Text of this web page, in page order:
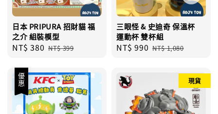
日本 PRIPURA 招財貓 福
之介 組裝模型
Sale
NT$ 380 Regular
NT$ 399
三眼怪 & 史迪奇 保溫杯
運動杯 雙杯組
Sale
NT$ 990 Regular
NT$ 1,080
優惠 現貨